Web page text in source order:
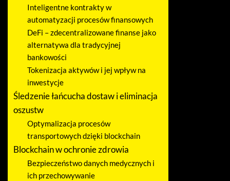
Inteligentne kontrakty w
automatyzacji procesów finansowych
DeFi – zdecentralizowane finanse jako
alternatywa dla tradycyjnej
bankowości
Tokenizacja aktywów i jej wpływ na
inwestycje
Śledzenie łańcucha dostaw i eliminacja
oszustw
Optymalizacja procesów
transportowych dzięki blockchain
Blockchain w ochronie zdrowia
Bezpieczeństwo danych medycznych i
ich przechowywanie